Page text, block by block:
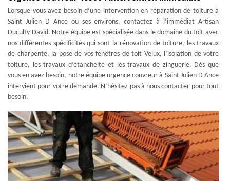
Lorsque vous avez besoin d’une intervention en réparation de toiture à
Saint Julien D Ance ou ses environs, contactez à l’immédiat Artisan
Duculty David. Notre équipe est spécialisée dans le domaine du toit avec
nos différentes spécificités qui sont la rénovation de toiture, les travaux
de charpente, la pose de vos fenêtres de toit Velux, l’isolation de votre
toiture, les travaux d’étanchéité et les travaux de zinguerie. Dès que
vous en avez besoin, notre équipe urgence couvreur à Saint Julien D Ance
intervient pour votre demande. N’hésitez pas à nous contacter pour tout
besoin.